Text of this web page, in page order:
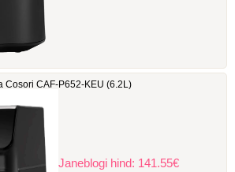
Cosori ‎CAF-P652-KEU (6.2L)
Janeblogi hind: 141.55€